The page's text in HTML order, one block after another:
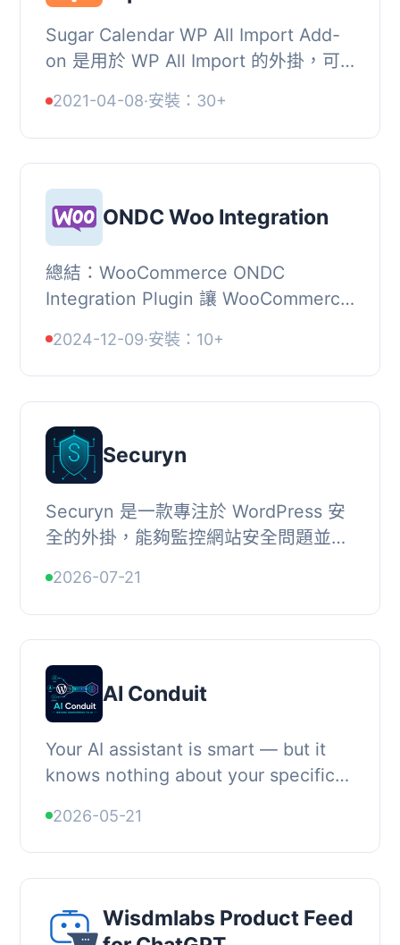
Sugar Calendar WP All Import Add-
on 是用於 WP All Import 的外掛，可
外掛。, 這讓您可以輕鬆地匯入許多
Sugar Calenda...
2021-04-08·安裝：30+
ONDC Woo Integration
總結：WooCommerce ONDC
Integration Plugin 讓 WooCommerce
絡) 網絡無縫連接。這個外掛讓您可以
將 WooCommerce 產品上架...
2024-12-09·安裝：10+
Securyn
Securyn 是一款專注於 WordPress 安
全的外掛，能夠監控網站安全問題並以
詳細的風險評估和修正步驟，幫助使用
者掌握網站安...
2026-07-21
AI Conduit
Your AI assistant is smart — but it
knows nothing about your specific
that. Once installed, your AI can look
up yo...
2026-05-21
Wisdmlabs Product Feed